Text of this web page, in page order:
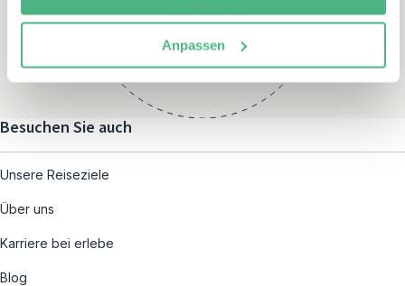
Anpassen
und nach individueller
Terminvereinbarung
Besuchen Sie auch
Unsere Reiseziele
Über uns
Karriere bei erlebe
Blog